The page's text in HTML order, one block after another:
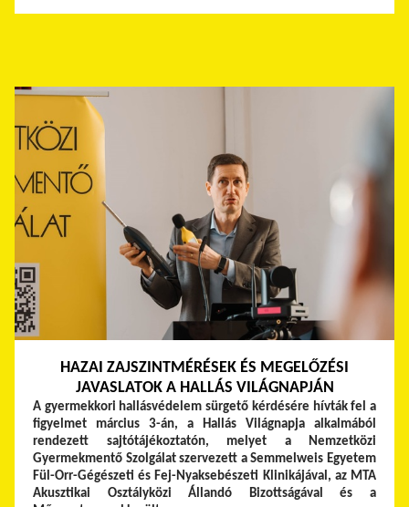
HAZAI ZAJSZINTMÉRÉSEK ÉS MEGELŐZÉSI
JAVASLATOK A HALLÁS VILÁGNAPJÁN
A gyermekkori hallásvédelem sürgető kérdésére hívták fel a
figyelmet március 3-án, a Hallás Világnapja alkalmából
rendezett sajtótájékoztatón, melyet a Nemzetközi
Gyermekmentő Szolgálat szervezett a Semmelweis Egyetem
Fül-Orr-Gégészeti és Fej-Nyaksebészeti Klinikájával, az MTA
Akusztikai Osztályközi Állandó Bizottságával és a